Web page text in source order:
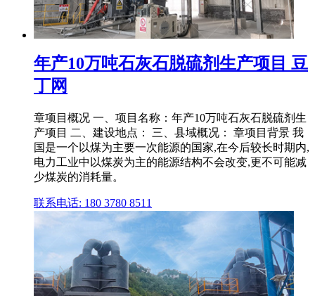
年产10万吨石灰石脱硫剂生产项目 豆
丁网
章项目概况 一、项目名称：年产10万吨石灰石脱硫剂生
产项目 二、建设地点： 三、县域概况： 章项目背景 我
国是一个以煤为主要一次能源的国家,在今后较长时期内,
电力工业中以煤炭为主的能源结构不会改变,更不可能减
少煤炭的消耗量。
联系电话: 180 3780 8511